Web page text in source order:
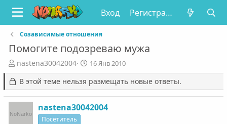
Вход Регистрация
Созависимые отношения
Помогите подозреваю мужа
А
в
т
о
р
т
nastena30042004
Д
а
т
а
а
16 Янв 2010
В этой теме нельзя размещать новые ответы.
nastena30042004
Посетитель